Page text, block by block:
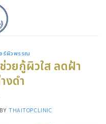
อร์ผิวพรรณ
วยกู้ผิวใส ลดฝ้า
งดำ
BYTHAITOPCLINIC